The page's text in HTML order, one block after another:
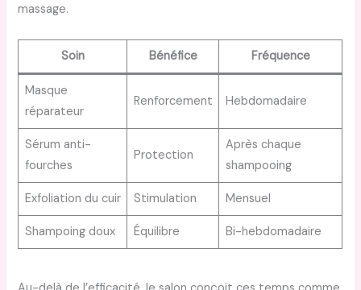
massage.
Soin Bénéfice Fréquence
Masque
réparateur
Renforcement Hebdomadaire
Sérum anti-
fourches
Protection
Après chaque
shampooing
Exfoliation du cuir Stimulation Mensuel
Shampoing doux Équilibre Bi-hebdomadaire